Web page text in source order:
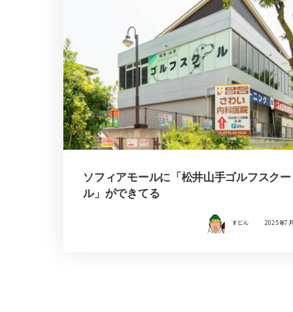
ソフィアモールに「松井山手ゴルフスクー
ル」ができてる
すどん 2025年7